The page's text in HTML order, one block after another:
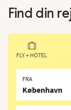
Find din
FLY + HOTEL
FRA
København